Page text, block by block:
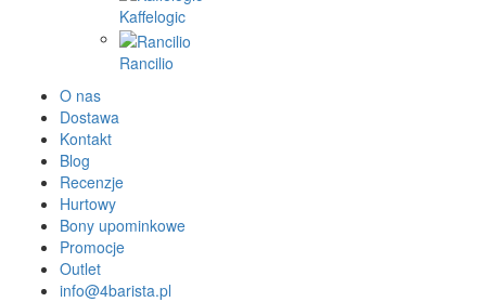
Kaffelogic
Rancilio
O nas
Dostawa
Kontakt
Blog
Recenzje
Hurtowy
Bony upominkowe
Promocje
Outlet
info@4barista.pl